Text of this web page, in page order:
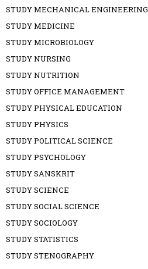
STUDY MECHANICAL ENGINEERING
STUDY MEDICINE
STUDY MICROBIOLOGY
STUDY NURSING
STUDY NUTRITION
STUDY OFFICE MANAGEMENT
STUDY PHYSICAL EDUCATION
STUDY PHYSICS
STUDY POLITICAL SCIENCE
STUDY PSYCHOLOGY
STUDY SANSKRIT
STUDY SCIENCE
STUDY SOCIAL SCIENCE
STUDY SOCIOLOGY
STUDY STATISTICS
STUDY STENOGRAPHY